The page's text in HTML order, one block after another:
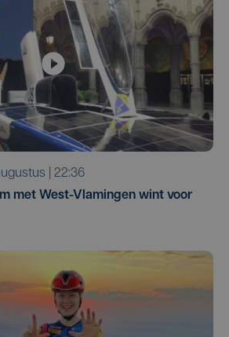
| 22:36
met West-Vlamingen wint voor